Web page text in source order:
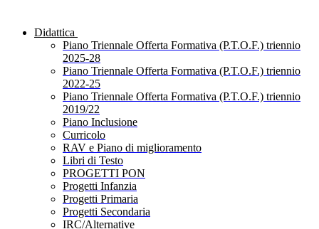
Didattica
Piano Triennale Offerta Formativa (P.T.O.F.) triennio
2025-28
Piano Triennale Offerta Formativa (P.T.O.F.) triennio
2022-25
Piano Triennale Offerta Formativa (P.T.O.F.) triennio
2019/22
Piano Inclusione
Curricolo
RAV e Piano di miglioramento
Libri di Testo
PROGETTI PON
Progetti Infanzia
Progetti Primaria
Progetti Secondaria
IRC/Alternative